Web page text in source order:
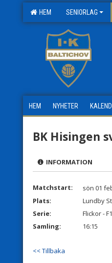
HEM SENIORLAG
HEM NYHETER
BK Hisingen
INFORMATION
Matchstart:
sön 01
Plats:
Lundby
Serie:
Flickor -
Samling:
16:15
<< Tillbaka